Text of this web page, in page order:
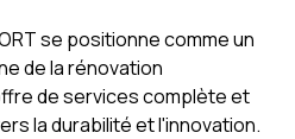
se positionne comme un
de la rénovation
de services complète et
la durabilité et l'innovation.